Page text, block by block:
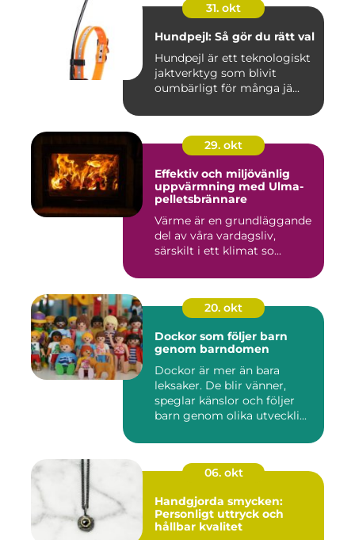
31. okt
Hundpejl: Så gör du rätt val
Hundpejl är ett teknologiskt
jaktverktyg som blivit
oumbärligt för många jä...
29. okt
Effektiv och miljövänlig
uppvärmning med Ulma-
pelletsbrännare
Värme är en grundläggande
del av våra vardagsliv,
särskilt i ett klimat so...
20. okt
Dockor som följer barn
genom barndomen
Dockor är mer än bara
leksaker. De blir vänner,
speglar känslor och följer
barn genom olika utveckli...
06. okt
Handgjorda smycken:
Personligt uttryck och
hållbar kvalitet